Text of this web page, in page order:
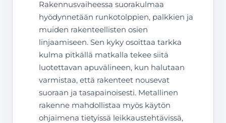
Rakennusvaiheessa suorakulmaa
hyödynnetään runkotolppien, palkkien ja
muiden rakenteellisten osien
linjaamiseen. Sen kyky osoittaa tarkka
kulma pitkällä matkalla tekee siitä
luotettavan apuvälineen, kun halutaan
varmistaa, että rakenteet nousevat
suoraan ja tasapainoisesti. Metallinen
rakenne mahdollistaa myös käytön
ohjaimena tietyissä leikkaustehtävissä,